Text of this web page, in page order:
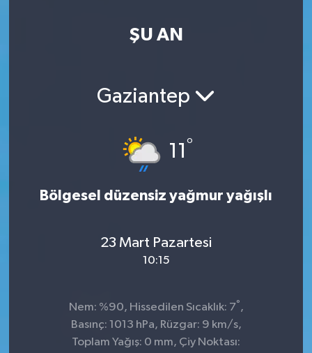
ŞU AN
Gaziantep
11 °
Bölgesel düzensiz yağmur yağışlı
23 Mart Pazartesi
10:15
Nem: %90, Hissedilen Sıcaklık: 7° ,
Basınç: 1013 hPa, Rüzgar: 9 km/s,
Toplam Yağış: 0 mm, Çiy Noktası:
Son Dakika Haberleri